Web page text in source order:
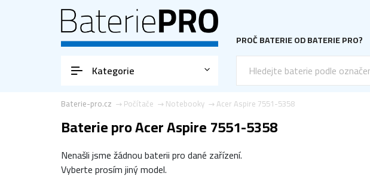
PROČ BATERIE OD BATERIE PRO?
Kategorie
Acer Aspire 7551-5358
Notebooky
Počítače
Baterie-pro.cz
Baterie pro Acer Aspire 7551-5358
Nenašli jsme žádnou baterii pro dané zařízení.
Vyberte prosím jiný model.